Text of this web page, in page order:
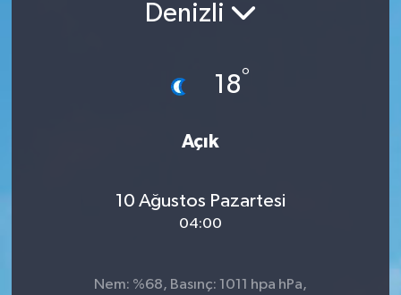
Denizli
18°
Açık
10 Ağustos Pazartesi
04:00
Nem: %68, Basınç: 1011 hpa hPa,